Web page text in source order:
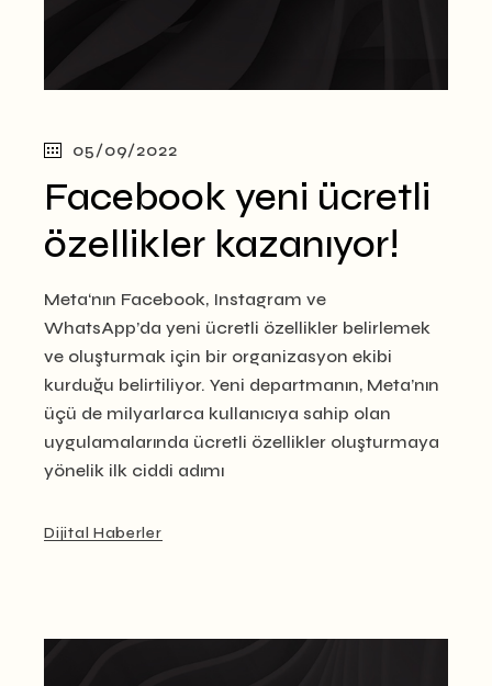
05/09/2022
Facebook yeni ücretli
özellikler kazanıyor!
Meta‘nın Facebook, Instagram ve
WhatsApp’da yeni ücretli özellikler belirlemek
ve oluşturmak için bir organizasyon ekibi
kurduğu belirtiliyor. Yeni departmanın, Meta’nın
üçü de milyarlarca kullanıcıya sahip olan
uygulamalarında ücretli özellikler oluşturmaya
yönelik ilk ciddi adımı
Dijital Haberler